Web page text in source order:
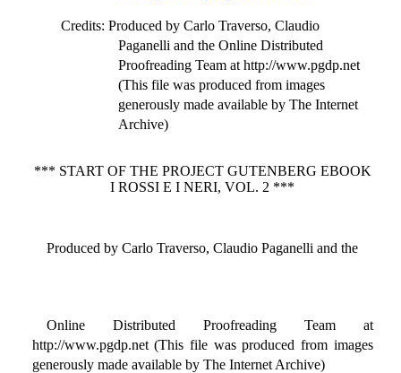
Credits: Produced by Carlo Traverso, Claudio
Paganelli and the Online Distributed
Proofreading Team at http://www.pgdp.net
(This file was produced from images
generously made available by The Internet
Archive)
*** START OF THE PROJECT GUTENBERG EBOOK
I ROSSI E I NERI, VOL. 2 ***
Produced by Carlo Traverso, Claudio Paganelli and the
Online Distributed Proofreading Team at
http://www.pgdp.net (This file was produced from images
generously made available by The Internet Archive)